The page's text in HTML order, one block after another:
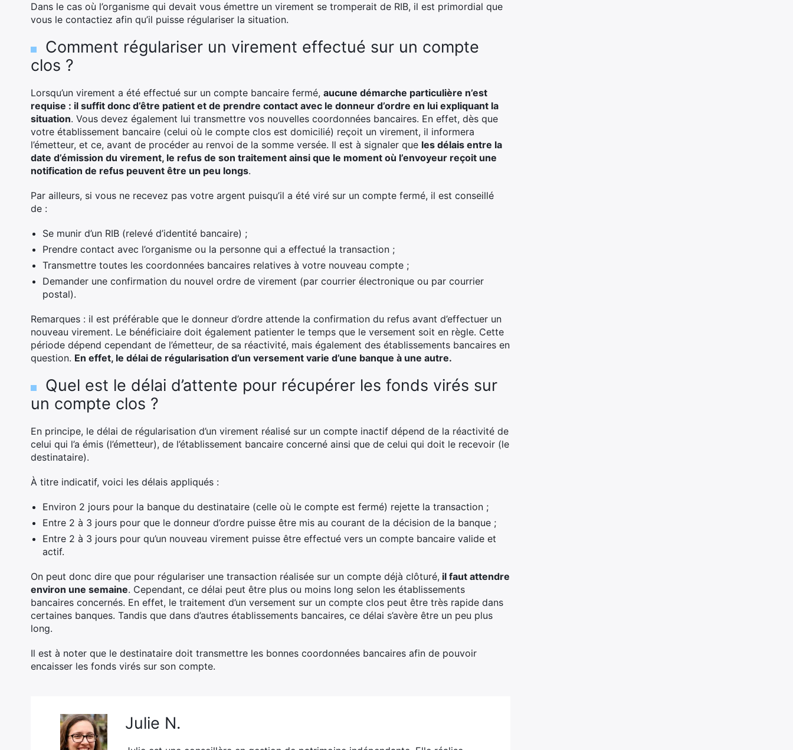
Dans le cas où l’organisme qui devait vous émettre un virement se tromperait de RIB, il est primordial que
vous le contactiez afin qu’il puisse régulariser la situation.
Comment régulariser un virement effectué sur un compte
clos ?
Lorsqu’un virement a été effectué sur un compte bancaire fermé, aucune démarche particulière n’est
requise : il suffit donc d’être patient et de prendre contact avec le donneur d’ordre en lui expliquant la
situation. Vous devez également lui transmettre vos nouvelles coordonnées bancaires. En effet, dès que
votre établissement bancaire (celui où le compte clos est domicilié) reçoit un virement, il informera
l’émetteur, et ce, avant de procéder au renvoi de la somme versée. Il est à signaler que les délais entre la
date d’émission du virement, le refus de son traitement ainsi que le moment où l’envoyeur reçoit une
notification de refus peuvent être un peu longs.
Par ailleurs, si vous ne recevez pas votre argent puisqu’il a été viré sur un compte fermé, il est conseillé
de :
Se munir d’un RIB (relevé d’identité bancaire) ;
Prendre contact avec l’organisme ou la personne qui a effectué la transaction ;
Transmettre toutes les coordonnées bancaires relatives à votre nouveau compte ;
Demander une confirmation du nouvel ordre de virement (par courrier électronique ou par courrier
postal).
Remarques : il est préférable que le donneur d’ordre attende la confirmation du refus avant d’effectuer un
nouveau virement. Le bénéficiaire doit également patienter le temps que le versement soit en règle. Cette
période dépend cependant de l’émetteur, de sa réactivité, mais également des établissements bancaires en
question. En effet, le délai de régularisation d’un versement varie d’une banque à une autre.
Quel est le délai d’attente pour récupérer les fonds virés sur
un compte clos ?
En principe, le délai de régularisation d’un virement réalisé sur un compte inactif dépend de la réactivité de
celui qui l’a émis (l’émetteur), de l’établissement bancaire concerné ainsi que de celui qui doit le recevoir (le
destinataire).
À titre indicatif, voici les délais appliqués :
Environ 2 jours pour la banque du destinataire (celle où le compte est fermé) rejette la transaction ;
Entre 2 à 3 jours pour que le donneur d’ordre puisse être mis au courant de la décision de la banque ;
Entre 2 à 3 jours pour qu’un nouveau virement puisse être effectué vers un compte bancaire valide et
actif.
On peut donc dire que pour régulariser une transaction réalisée sur un compte déjà clôturé, il faut attendre
environ une semaine. Cependant, ce délai peut être plus ou moins long selon les établissements
bancaires concernés. En effet, le traitement d’un versement sur un compte clos peut être très rapide dans
certaines banques. Tandis que dans d’autres établissements bancaires, ce délai s’avère être un peu plus
long.
Il est à noter que le destinataire doit transmettre les bonnes coordonnées bancaires afin de pouvoir
encaisser les fonds virés sur son compte.
Julie N.